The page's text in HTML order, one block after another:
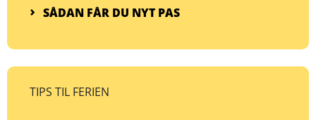
SÅDAN FÅR DU NYT PAS
TIPS TIL FERIEN